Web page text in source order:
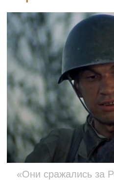
«Они сражались за